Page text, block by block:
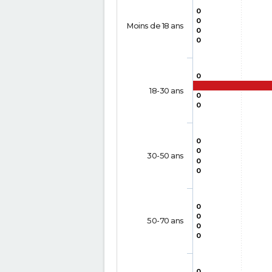
0
0
0
0
0
0
0
0
0
0
0
0
0
0
0
Moins de 18 ans
18-30 ans
30-50 ans
50-70 ans